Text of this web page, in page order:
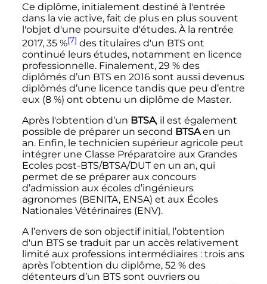
Ce diplôme, initialement destiné à l'entrée
dans la vie active, fait de plus en plus souvent
l'objet d'une poursuite d'études. À la rentrée
2017, 35 %[7] des titulaires d'un BTS ont
continué leurs études, notamment en licence
professionnelle. Finalement, 29 % des
diplômés d’un BTS en 2016 sont aussi devenus
diplômés d’une licence tandis que peu d’entre
eux (8 %) ont obtenu un diplôme de Master.
Après l'obtention d’un BTSA, il est également
possible de préparer un second BTSAen un
an. Enfin, le technicien supérieur agricole peut
intégrer une Classe Préparatoire aux Grandes
Ecoles post-BTS/BTSA/DUT en un an, qui
permet de se préparer aux concours
d’admission aux écoles d’ingénieurs
agronomes (BENITA, ENSA) et aux Écoles
Nationales Vétérinaires (ENV).
A l’envers de son objectif initial, l’obtention
d'un BTS se traduit par un accès relativement
limité aux professions intermédiaires : trois ans
après l’obtention du diplôme, 52 % des
détenteurs d’un BTS sont ouvriers ou